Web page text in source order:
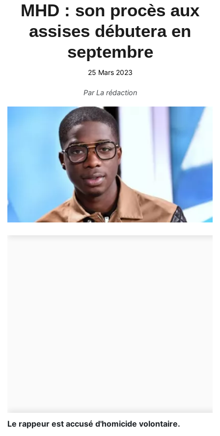
MHD : son procès aux
assises débutera en
septembre
25 Mars 2023
ParLa rédaction
Le rappeur est accusé d'homicide volontaire.